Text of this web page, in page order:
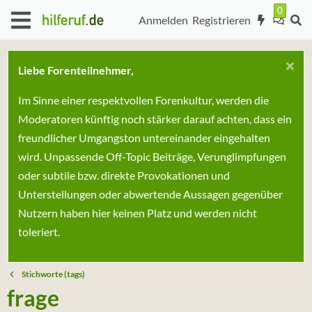
Anmelden Registrieren
Liebe Forenteilnehmer,
Im Sinne einer respektvollen Forenkultur, werden die
Moderatoren künftig noch stärker darauf achten, dass ein
freundlicher Umgangston untereinander eingehalten
wird. Unpassende Off-Topic Beiträge, Verunglimpfungen
oder subtile bzw. direkte Provokationen und
Unterstellungen oder abwertende Aussagen gegenüber
Nutzern haben hier keinen Platz und werden nicht
toleriert.
Stichworte (tags)
frage